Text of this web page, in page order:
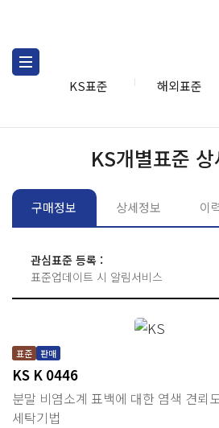
KS표준 해외표준
KS개별표준
구매정보 상세정보 이
관심표준 등록 :
표준업데이트 시 알림서비스
표준 판매
KS K 0446
분말 비염소계 표백에 대한 염색 견뢰
세탁기법